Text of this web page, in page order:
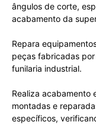
ângulos de corte,
acabamento da
Repara
peças fabricadas
funilaria industrial.
Realiza acabamento
montadas e
específicos,